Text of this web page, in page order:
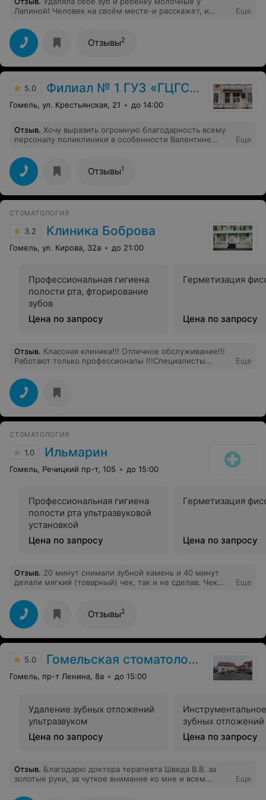
Лапиной! Человек на своём месте-и расскажет, и
лечить зубы, а сразу вырывать у "хорошей тёти".
Спасибо большое за профессионализм!!
Еще
Отзывы2
5.0 Филиал № 1 ГУЗ «ГЦГСП»
Гомель, ул. Крестьянская, 21 до 14:00
Отзыв. Хочу выразить огромную благодарность всему
персоналу поликлиники в особенности Валентине
руки.
Еще
Отзывы1
СТОМАТОЛОГИЯ
3.2 Клиника Боброва
Гомель, ул. Кирова, 32а до 21:00
Профессиональная гигиена
полости рта, фторирование
зубов
Цена по запросу
Герметизация
Цена по запросу
Отзыв. Классная клиника!!! Отличное обслуживание!!!
Работают только профессионалы !!!Специалисты
довольны!!!!!!!
Еще
СТОМАТОЛОГИЯ
1.0 Ильмарин
Гомель, Речицкий пр-т, 105 до 15:00
Профессиональная гигиена
полости рта ультразвуковой
установкой
Цена по запросу
Герметизация
Цена по запросу
Отзыв. 20 минут снимали зубной камень и 40 минут
делали мягкий (товарный) чек, так и не сделав. Чек
прейскуранте ошибка на целый рубль. В итоге
переплата за 20 зубов - 20 рублей. Будьте
внимательны, требуйте мягкие чеки и проверяйте
прейскурант. Не рекомендую.
Еще
Отзывы2
5.0 Гомельская стоматология
Гомель, пр-т Ленина, 8а до 15:00
Удаление зубных отложений
ультразвуком
Цена по запросу
зубных отложений
Цена по запросу
Отзыв. Благодарю доктора терапевта Шведа В.В. за
золотые руки, за чуткое внимание ко мне и всем
него ласковое сердце и нежная душа. Как и пришел он
Еще